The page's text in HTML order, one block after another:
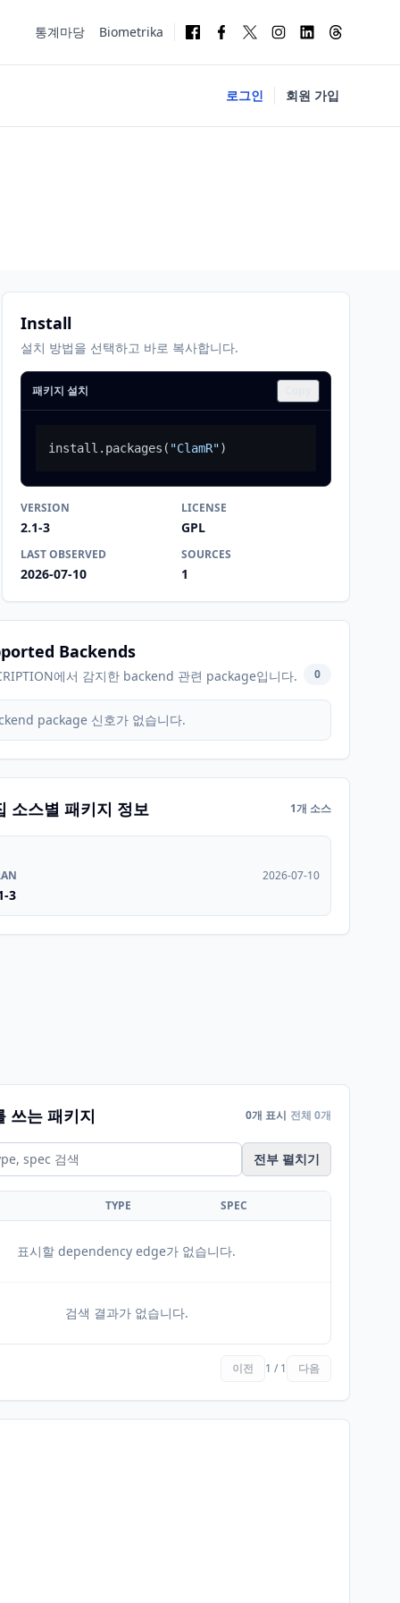
통계마당 Biometrika
로그인 회원 가입
Install
설치 방법을 선택하고 바로 복사합니다.
패키지 설치
install.packages ( "ClamR")
VERSION
2.1-3
LICENSE
GPL
LAST OBSERVED
2026-07-10
SOURCES
1
Backends
에서 감지한 backend 관련 package입니다. 0
package 신호가 없습니다.
소스별 패키지 정보 1개 소스
3
2026-07-10
쓰는 패키지 0개 표시 전체 0개
전부 펼치기
TYPE SPEC
표시할 dependency edge가 없습니다.
검색 결과가 없습니다.
이전 1 / 1 다음